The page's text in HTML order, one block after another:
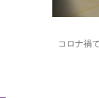
コロナ禍